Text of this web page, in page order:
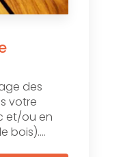
des
votre
et/ou en
bois)....